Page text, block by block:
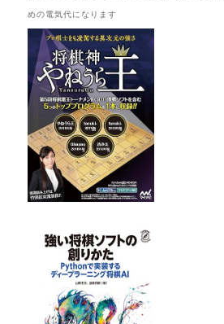
めの電気代になります